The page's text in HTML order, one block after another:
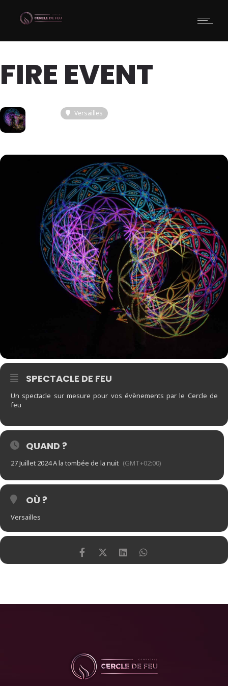
FIRE EVENT
Versailles
SPECTACLE DE FEU
Un spectacle sur mesure pour vos évènements par le Cercle de
feu
QUAND ?
27 Juillet 2024 A la tombée de la nuit (GMT+02:00)
OÙ ?
Versailles